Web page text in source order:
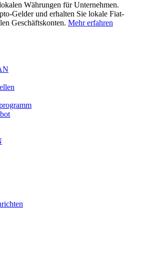
Währungen für Unternehmen.
Gelder und erhalten Sie lokale Fiat-
Geschäftskonten. Mehr erfahren